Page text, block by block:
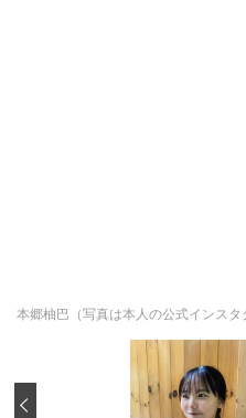
本郷柚巴（写真は本人の公式インス